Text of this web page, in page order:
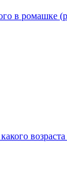
в ромашке